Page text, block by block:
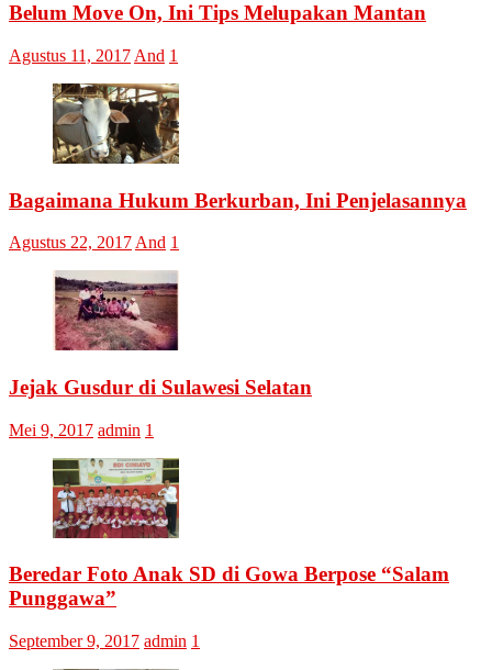
Belum Move On, Ini Tips Melupakan Mantan
Agustus 11, 2017 And 1
Bagaimana Hukum Berkurban, Ini Penjelasannya
Agustus 22, 2017 And 1
Jejak Gusdur di Sulawesi Selatan
Mei 9, 2017 admin 1
Beredar Foto Anak SD di Gowa Berpose “Salam
Punggawa”
September 9, 2017 admin 1